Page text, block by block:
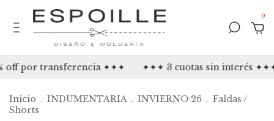
0
off por transferencia ✦✦✦ ✦✦✦ 3 cuotas sin interés
Inicio . INDUMENTARIA . INVIERNO 26 . Faldas /
Shorts